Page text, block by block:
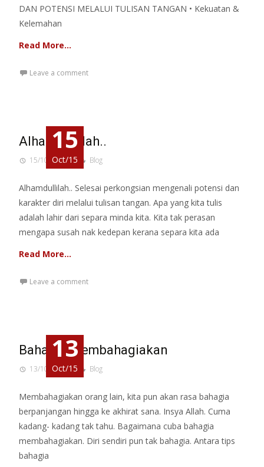
DAN POTENSI MELALUI TULISAN TANGAN • Kekuatan &
Kelemahan
Read More…
Leave a comment
15
Oct/15
Alhamdullilah..
15/10/2015 Blog
Alhamdullilah.. Selesai perkongsian mengenali potensi dan
karakter diri melalui tulisan tangan. Apa yang kita tulis
adalah lahir dari separa minda kita. Kita tak perasan
mengapa susah nak kedepan kerana separa kita ada
Read More…
Leave a comment
13
Oct/15
Bahagia Membahagiakan
13/10/2015 Blog
Membahagiakan orang lain, kita pun akan rasa bahagia
berpanjangan hingga ke akhirat sana. Insya Allah. Cuma
kadang- kadang tak tahu. Bagaimana cuba bahagia
membahagiakan. Diri sendiri pun tak bahagia. Antara tips
bahagia